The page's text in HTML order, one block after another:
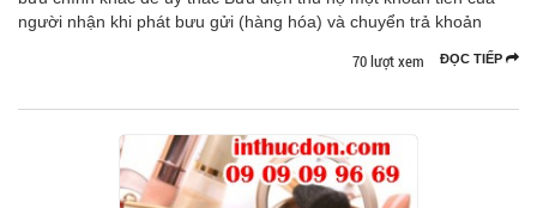
người nhận khi phát bưu gửi (hàng hóa) và chuyển trả khoản
ĐỌC TIẾP
70 lượt xem